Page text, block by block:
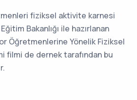
fiziksel aktivite karnesi
Bakanlığı ile hazırlanan
Öğretmenlerine Yönelik Fiziksel
filmi de dernek tarafından bu